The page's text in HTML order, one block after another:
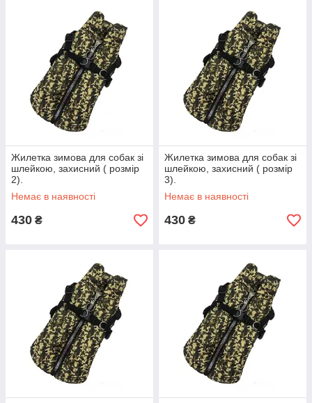
Жилетка зимова для собак зі
шлейкою, захисний ( розмір
2).
Немає в наявності
430 ₴
Жилетка зимова для собак зі
шлейкою, захисний ( розмір
3).
Немає в наявності
430 ₴